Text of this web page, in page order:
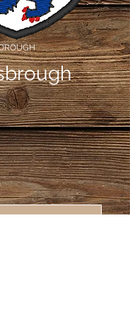
au panier